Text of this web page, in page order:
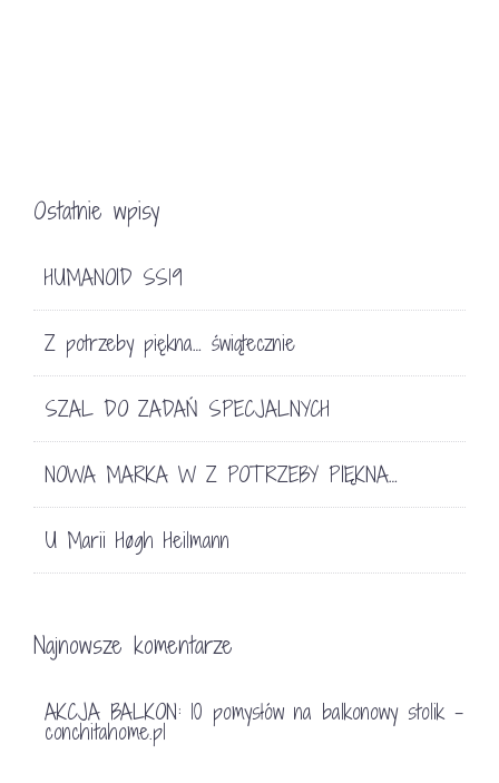
Ostatnie wpisy
HUMANOID SS19
Z potrzeby piękna… świątecznie
SZAL DO ZADAŃ SPECJALNYCH
NOWA MARKA W Z POTRZEBY PIĘKNA…
U Marii Høgh Heilmann
Najnowsze komentarze
AKCJA BALKON: 10 pomysłów na balkonowy stolik -
conchitahome.pl